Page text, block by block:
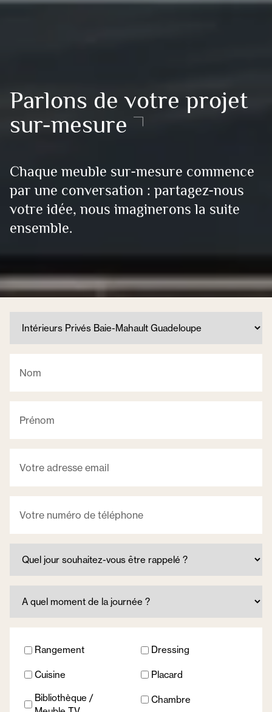
Parlons de votre projet
sur-mesure
Chaque meuble sur-mesure commence
par une conversation : partagez-nous
votre idée, nous imaginerons la suite
ensemble.
Nom
Prénom
Votre adresse email
Votre numéro de téléphone
Quel
souhaitez-
vous
A
de
journée
Rangement Dressing
Cuisine
Placard
Bibliothèque /
Chambre